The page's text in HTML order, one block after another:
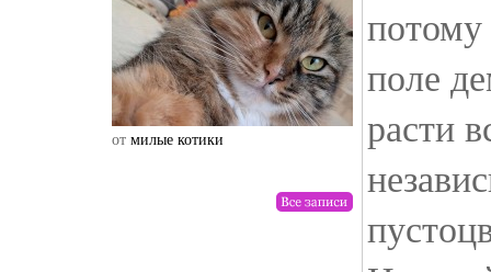
от милые котики drunktwi
поле
расти